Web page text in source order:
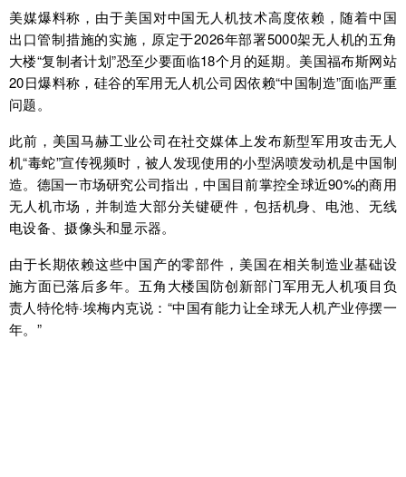
美媒爆料称，由于美国对中国无人机技术高度依赖，随着中国
出口管制措施的实施，原定于2026年部署5000架无人机的五角
大楼“复制者计划”恐至少要面临18个月的延期。美国福布斯网站
20日爆料称，硅谷的军用无人机公司因依赖“中国制造”面临严重
问题。
此前，美国马赫工业公司在社交媒体上发布新型军用攻击无人
机“毒蛇”宣传视频时，被人发现使用的小型涡喷发动机是中国制
造。德国一市场研究公司指出，中国目前掌控全球近90%的商用
无人机市场，并制造大部分关键硬件，包括机身、电池、无线
电设备、摄像头和显示器。
由于长期依赖这些中国产的零部件，美国在相关制造业基础设
施方面已落后多年。五角大楼国防创新部门军用无人机项目负
责人特伦特·埃梅内克说：“中国有能力让全球无人机产业停摆一
年。”